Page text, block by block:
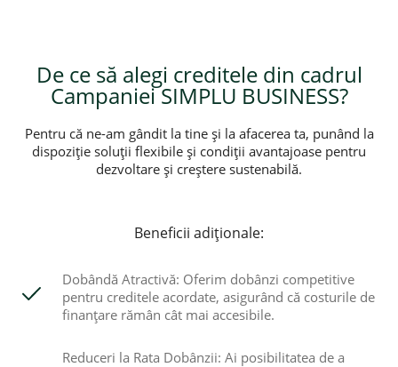
De ce să alegi creditele din cadrul
Campaniei SIMPLU BUSINESS?
Pentru că ne-am gândit la tine și la afacerea ta, punând la
dispoziție soluții flexibile și condiții avantajoase pentru
dezvoltare și creștere sustenabilă.
Beneficii adiționale:
Dobândă Atractivă: Oferim dobânzi competitive
pentru creditele acordate, asigurând că costurile de
finanțare rămân cât mai accesibile.
Reduceri la Rata Dobânzii: Ai posibilitatea de a